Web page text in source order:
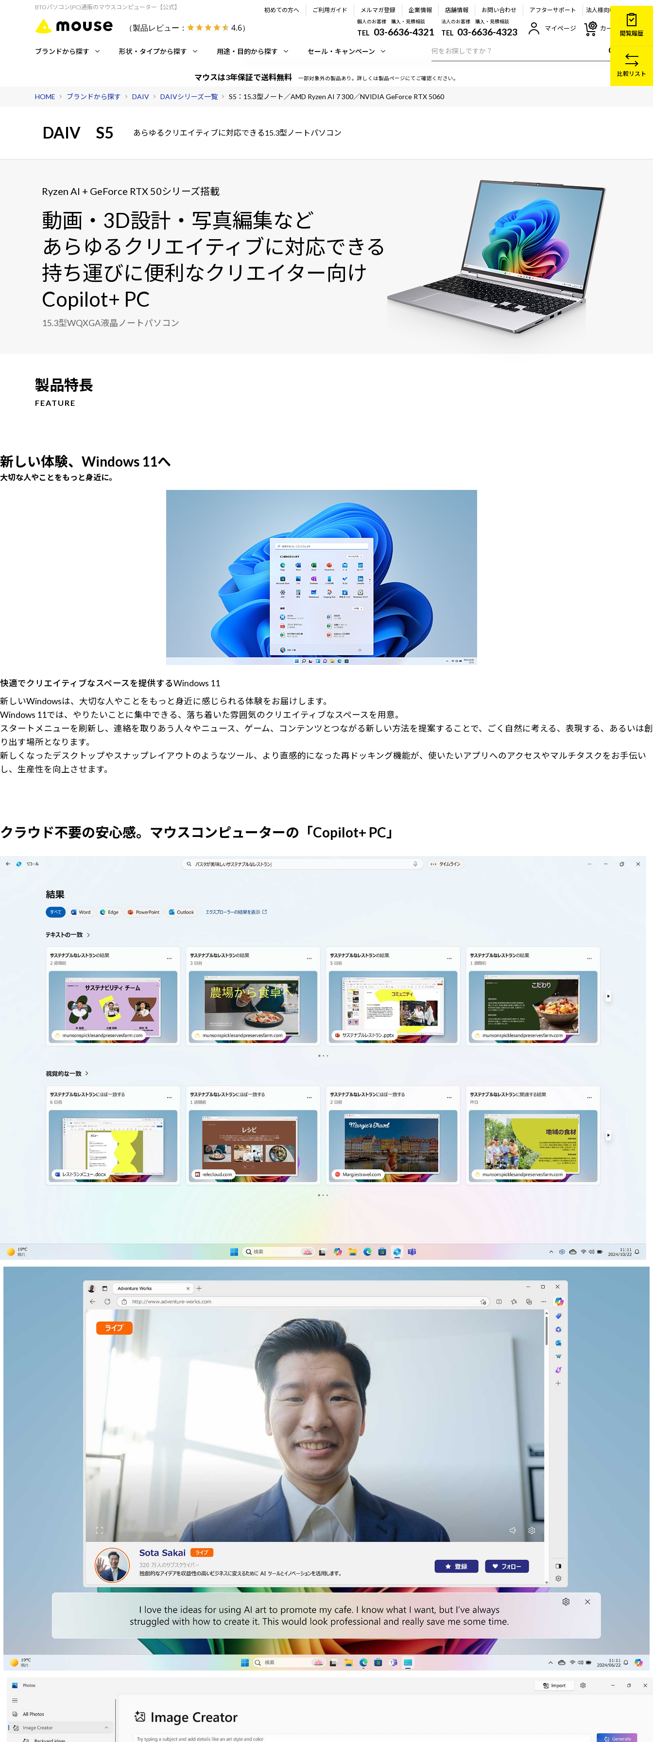
BTOパソコン(PC)通販のマウスコンピューター【公式】
（製品レビュー： 4.6）
初めての方へ ご利用ガイド メルマガ登録 企業情報 店舗情報 お問い合わせ アフターサポート 法人様向け
個人のお客様 購入・見積相談
TEL 03-6636-4321
法人のお客様 購入・見積相談
TEL 03-6636-4323 マイページ カート
ブランドから探す 形状・タイプから探す 用途・目的から探す セール・キャンペーン
マウスは3年保証で送料無料 一部対象外の製品あり。詳しくは製品ページにてご確認ください。
HOME ブランドから探す DAIV DAIVシリーズ一覧 S5：15.3型ノート／AMD Ryzen AI 7 300／NVIDIA GeForce RTX 5060
DAIV S5 あらゆるクリエイティブに対応できる15.3型ノートパソコン
Ryzen AI + GeForce RTX 50シリーズ搭載
動画・3D設計・写真編集など
あらゆるクリエイティブに対応できる
持ち運びに便利なクリエイター向け
Copilot+ PC
15.3型WQXGA液晶ノートパソコン
製品特長
FEATURE
新しい体験、Windows 11へ
大切な人やことをもっと身近に。
快適でクリエイティブなスペースを提供するWindows 11
新しいWindowsは、大切な人やことをもっと身近に感じられる体験をお届けします。
Windows 11では、やりたいことに集中できる、落ち着いた雰囲気のクリエイティブなスペースを用意。
スタートメニューを刷新し、連絡を取りあう人々やニュース、ゲーム、コンテンツとつながる新しい方法を提案することで、ごく自然に考える、表現する、あるいは創
り出す場所となります。
新しくなったデスクトップやスナップレイアウトのようなツール、より直感的になった再ドッキング機能が、使いたいアプリへのアクセスやマルチタスクをお手伝い
し、生産性を向上させます。
クラウド不要の安心感。マウスコンピューターの「Copilot+ PC」
閲覧履歴
比較リスト